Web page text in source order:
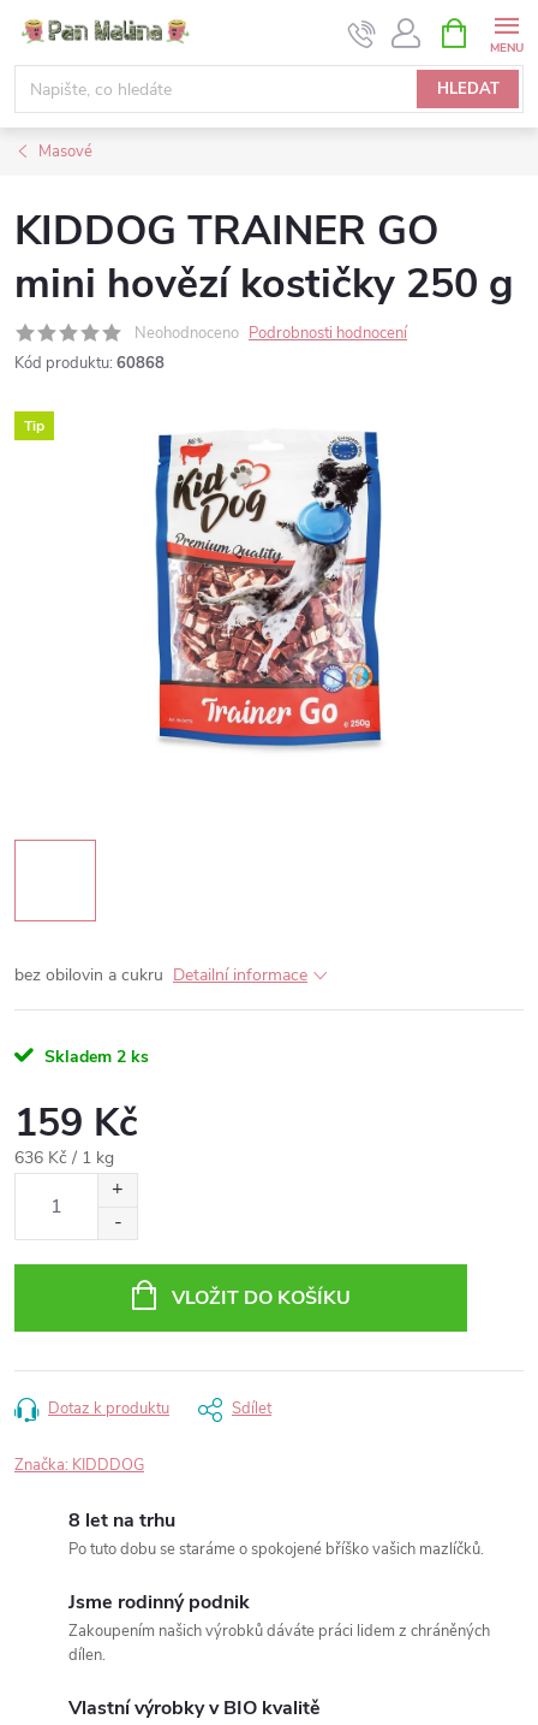
Přejít
obsah
HLEDAT
NÁKUPNÍ
KOŠÍK
Masové
KIDDOG TRAINER GO
mini hovězí kostičky 250 g
Neohodnoceno Podrobnosti hodnocení
Kód produktu: 60868
Tip
bez obilovin a cukru Detailní informace
Skladem 2 ks
159 Kč
Měrná
636 Kč / 1 kg
VLOŽIT DO KOŠÍKU
Dotaz k produktu Sdílet
Značka: KIDDDOG
8 let na trhu
Po tuto dobu se staráme o spokojené bříško vašich mazlíčků.
Jsme rodinný podnik
Zakoupením našich výrobků dáváte práci lidem z chráněných
dílen.
Vlastní výrobky v BIO kvalitě